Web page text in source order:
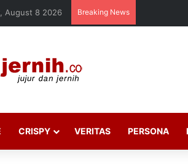
August 8 2026 Breaking News
CRISPY VERITAS PERSONA